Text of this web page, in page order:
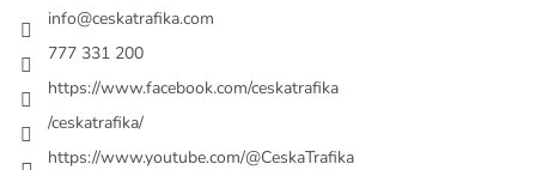
info@ceskatrafika.com
777 331 200
https://www.facebook.com/ceskatrafika
/ceskatrafika/
https://www.youtube.com/@CeskaTrafika